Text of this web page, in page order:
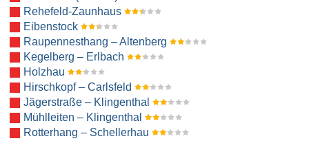
Rehefeld-Zaunhaus
Eibenstock
Raupennesthang – Altenberg
Kegelberg – Erlbach
Holzhau
Hirschkopf – Carlsfeld
Jägerstraße – Klingenthal
Mühlleiten – Klingenthal
Rotterhang – Schellerhau